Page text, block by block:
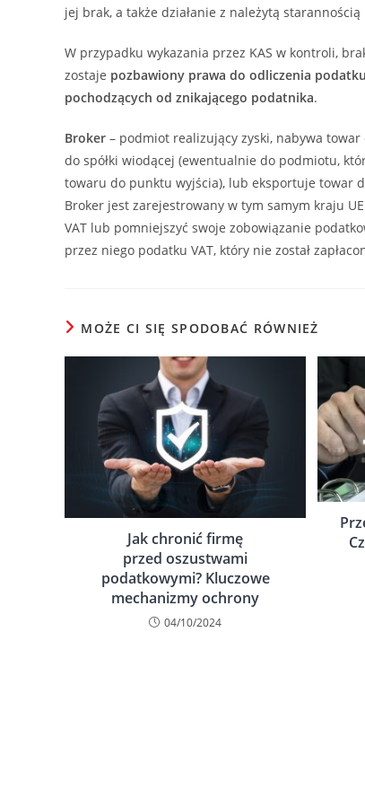
jej brak, a także działanie z należytą
W przypadku wykazania przez KAS w kontroli,
zostaje pozbawiony prawa do odliczenia
pochodzących od znikającego podatnika.
Broker – podmiot realizujący zyski, nabywa
do spółki wiodącej (ewentualnie do podmiotu,
towaru do punktu wyjścia), lub eksportuje towar
Broker jest zarejestrowany w tym samym kraju
VAT lub pomniejszyć swoje zobowiązanie
przez niego podatku VAT, który nie został
MOŻE CI SIĘ SPODOBAĆ RÓWNIEŻ
Jak chronić firmę
przed oszustwami
podatkowymi? Kluczowe
mechanizmy ochrony
04/10/2024